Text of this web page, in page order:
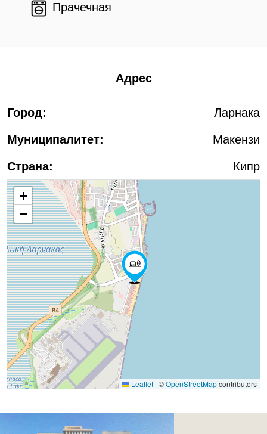
Прачечная
Адрес
Город: Ларнака
Муниципалитет: Макензи
Страна: Кипр
+
−
Leaflet | ©OpenStreetMapcontributors